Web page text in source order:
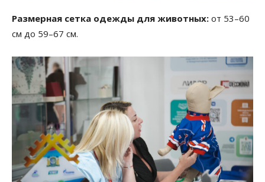
Размерная сетка одежды для животных: от 53–60
см до 59–67 см.